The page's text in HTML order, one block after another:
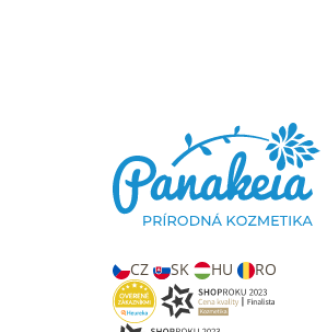
CZ SK HU RO